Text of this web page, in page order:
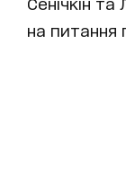
на питання